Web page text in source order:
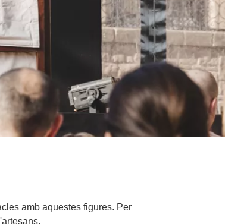
amb aquestes figures. Per